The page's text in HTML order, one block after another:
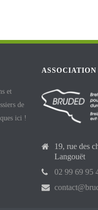
et
de
ici !
ASSOCIATION
19, rue des
Langouët
02 99 69 95